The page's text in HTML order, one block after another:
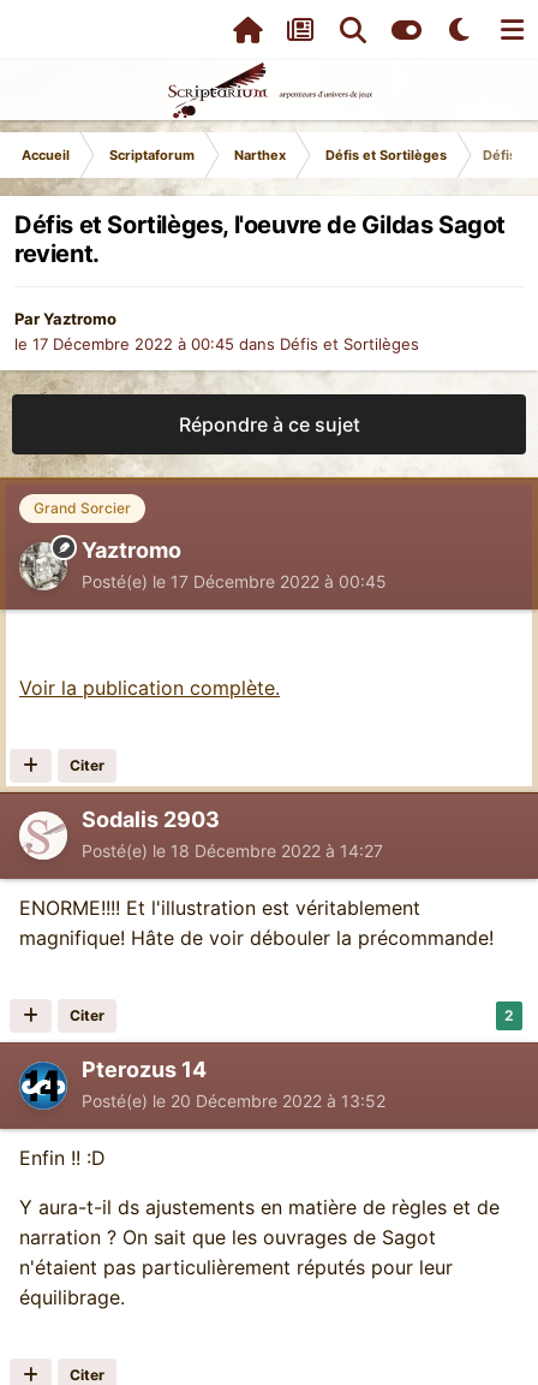
Accueil Scriptaforum Narthex Défis et Sortilèges Défis et
Défis et Sortilèges, l'oeuvre de Gildas Sagot
revient.
ParYaztromo
le 17 Décembre 2022 à 00:45 dans Défis et Sortilèges
Répondre à ce sujet
Grand Sorcier
Yaztromo
Posté(e) le 17 Décembre 2022 à 00:45
Voir la publication complète.
Citer
Sodalis 2903
Posté(e) le 18 Décembre 2022 à 14:27
ENORME!!!! Et l'illustration est véritablement
magnifique! Hâte de voir débouler la précommande!
2
Citer
Pterozus 14
Posté(e) le 20 Décembre 2022 à 13:52
Enfin !! :D
Y aura-t-il ds ajustements en matière de règles et de
narration ? On sait que les ouvrages de Sagot
n'étaient pas particulièrement réputés pour leur
équilibrage.
Citer